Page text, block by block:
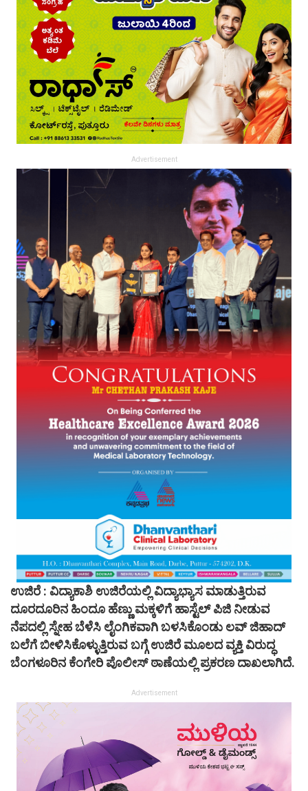
Advertisement
ಉಜಿರೆ : ವಿದ್ಯಾಕಾಶಿ ಉಜಿರೆಯಲ್ಲಿ ವಿದ್ಯಾಭ್ಯಾಸ ಮಾಡುತ್ತಿರುವ
ದೂರದೂರಿನ ಹಿಂದೂ ಹೆಣ್ಣು ಮಕ್ಕಳಿಗೆ ಹಾಸ್ಟೆಲ್ ಪಿಜಿ ನೀಡುವ
ನೆಪದಲ್ಲಿ ಸ್ನೇಹ ಬೆಳೆಸಿ ಲೈಂಗಿಕವಾಗಿ ಬಳಸಿಕೊಂಡು ಲವ್ ಜಿಹಾದ್
ಬಲೆಗೆ ಬೀಳಿಸಿಕೊಳ್ಳುತ್ತಿರುವ ಬಗ್ಗೆ ಉಜಿರೆ ಮೂಲದ ವ್ಯಕ್ತಿ ವಿರುದ್ಧ
ಬೆಂಗಳೂರಿನ ಕೆಂಗೇರಿ ಪೊಲೀಸ್ ಠಾಣೆಯಲ್ಲಿ ಪ್ರಕರಣ ದಾಖಲಾಗಿದೆ.
Advertisement